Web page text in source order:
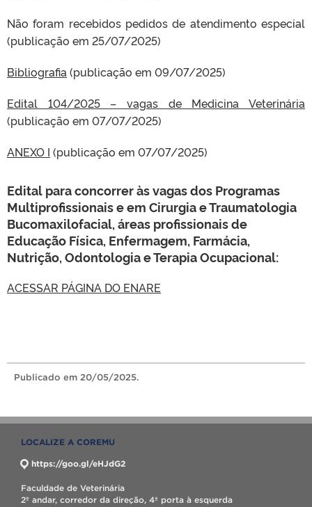
Não foram recebidos pedidos de atendimento especial
(publicação em 25/07/2025)
Bibliografia (publicação em 09/07/2025)
Edital 104/2025 – vagas de Medicina Veterinária
(publicação em 07/07/2025)
ANEXO I (publicação em 07/07/2025)
Edital para concorrer às vagas dos Programas
Multiprofissionais e em Cirurgia e Traumatologia
Bucomaxilofacial, áreas profissionais de
Educação Física, Enfermagem, Farmácia,
Nutrição, Odontologia e Terapia Ocupacional:
ACESSAR PÁGINA DO ENARE
Publicado em 20/05/2025.
LOCALIZE A COREMU
https://goo.gl/eHJdG2
Faculdade de Veterinária
2º andar, corredor da direção, 4ª porta à esquerda